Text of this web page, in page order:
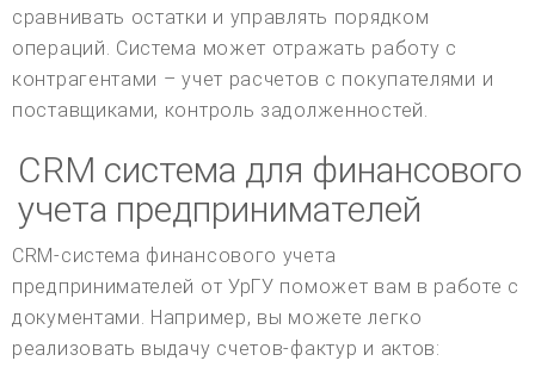
сравнивать остатки и управлять порядком
операций. Система может отражать работу с
контрагентами – учет расчетов с покупателями и
поставщиками, контроль задолженностей.
CRM система для финансового
учета предпринимателей
CRM-система финансового учета
предпринимателей от УрГУ поможет вам в работе с
документами. Например, вы можете легко
реализовать выдачу счетов-фактур и актов: